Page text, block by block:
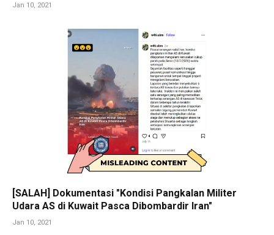
Jan 10, 2021
[SALAH] Dokumentasi "Kondisi Pangkalan Militer
Udara AS di Kuwait Pasca Dibombardir Iran"
Jan 10, 2021